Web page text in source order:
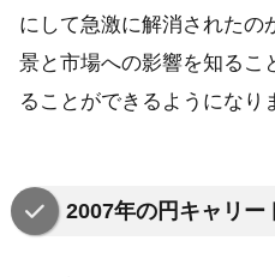
にして急激に解消されたの
景と市場への影響を知るこ
ることができるようになり
2007年の円キャリー